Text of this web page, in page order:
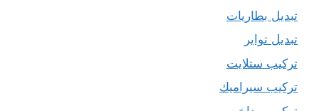
تبديل بطاريات
تبديل تواير
تركيب ستلايت
تركيب سيراميك